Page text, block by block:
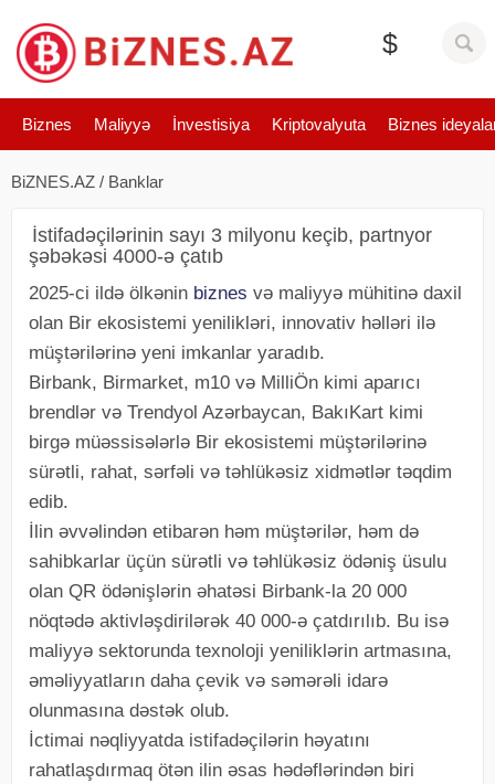
$
Biznes Maliyyə İnvestisiya Kriptovalyuta Biznes
BiZNES.AZ / Banklar
İstifadəçilərinin sayı 3 milyonu keçib, partnyor
şəbəkəsi 4000-ə çatıb
2025-ci ildə ölkənin biznes və maliyyə mühitinə daxil
olan Bir ekosistemi yenilikləri, innovativ həlləri ilə
müştərilərinə yeni imkanlar yaradıb.
Birbank, Birmarket, m10 və MilliÖn kimi aparıcı
brendlər və Trendyol Azərbaycan, BakıKart kimi
birgə müəssisələrlə Bir ekosistemi müştərilərinə
sürətli, rahat, sərfəli və təhlükəsiz xidmətlər təqdim
edib.
İlin əvvəlindən etibarən həm müştərilər, həm də
sahibkarlar üçün sürətli və təhlükəsiz ödəniş üsulu
olan QR ödənişlərin əhatəsi Birbank-la 20 000
nöqtədə aktivləşdirilərək 40 000-ə çatdırılıb. Bu isə
maliyyə sektorunda texnoloji yeniliklərin artmasına,
əməliyyatların daha çevik və səmərəli idarə
olunmasına dəstək olub.
İctimai nəqliyyatda istifadəçilərin həyatını
rahatlaşdırmaq ötən ilin əsas hədəflərindən biri